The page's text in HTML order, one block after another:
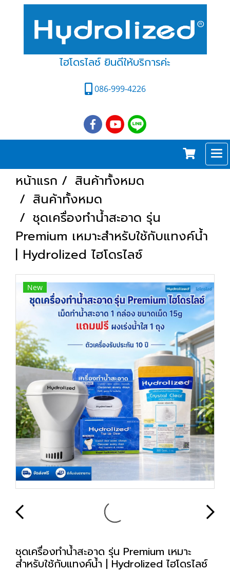
ไฮโดรไลซ์ ยินดีให้บริการค่ะ
086-999-4226
หน้าแรก
สินค้าทั้งหมด
สินค้าทั้งหมด
ชุดเครื่องทำน้ำสะอาด รุ่น
Premium เหมาะสำหรับใช้กับแทงค์น้ำ
| Hydrolized ไฮโดรไลซ์
New
ชุดเครื่องทำน้ำสะอาด รุ่น Premium เหมาะ
สำหรับใช้กับแทงค์น้ำ | Hydrolized ไฮโดรไลซ์